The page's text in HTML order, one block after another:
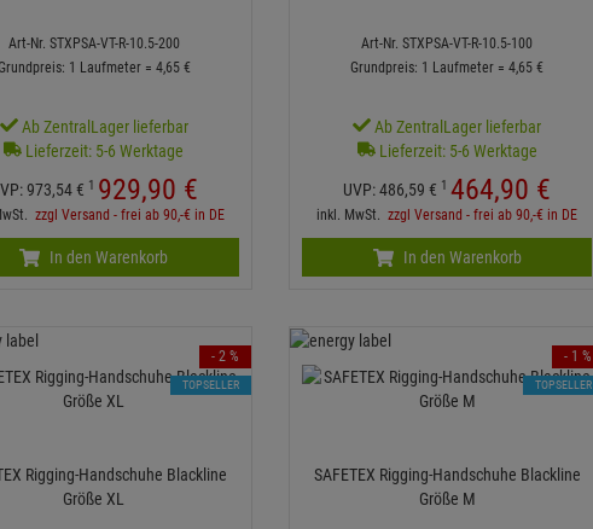
Art-Nr. STXPSA-VT-R-10.5-200
1 Laufmeter = 4, 65 €
Ab ZentralLager lieferbar
Lieferzeit: 5-6 Werktage
973,54 € 1 929,90 €
zzgl Versand - frei ab 90,-€ in DE
In den Warenkorb
Art-Nr. STXPSA-VT-R-10.5-100
Grundpreis: 1 Laufmeter =4, 65 €
Ab ZentralLager lieferbar
Lieferzeit: 5-6 Werktage
UVP:486,59 € 1 464,90 €
inkl. MwSt.zzgl Versand - frei ab 90,-€ in DE
In den Warenkorb
Rigging-Handschuhe Blackline
Größe XL
- 2 %
TOPSELLER
SAFETEX Rigging-Handschuhe Blackline
Größe M
- 1 %
TOPSELLER